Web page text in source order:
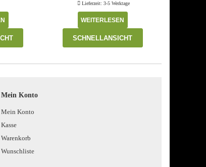
Lieferzeit:3-5 Werktage
WEITERLESEN
SCHNELLANSICHT
Mein Konto
Mein Konto
Kasse
Warenkorb
Wunschliste